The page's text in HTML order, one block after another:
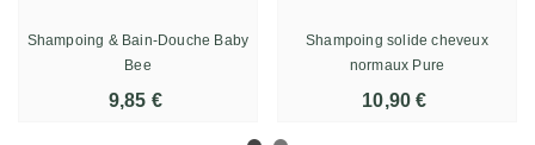
Shampoing & Bain-Douche Baby
Bee
9,85 €
Shampoing solide cheveux
normaux Pure
10,90 €